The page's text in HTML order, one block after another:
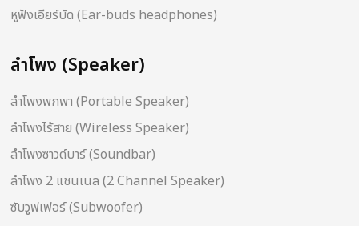
หูฟังเอียร์บัด (Ear-buds headphones)
ลำโพง (Speaker)
ลำโพงพกพา (Portable Speaker)
ลำโพงไร้สาย (Wireless Speaker)
ลำโพงซาวด์บาร์ (Soundbar)
ลำโพง 2 แชนเนล (2 Channel Speaker)
ซับวูฟเฟอร์ (Subwoofer)